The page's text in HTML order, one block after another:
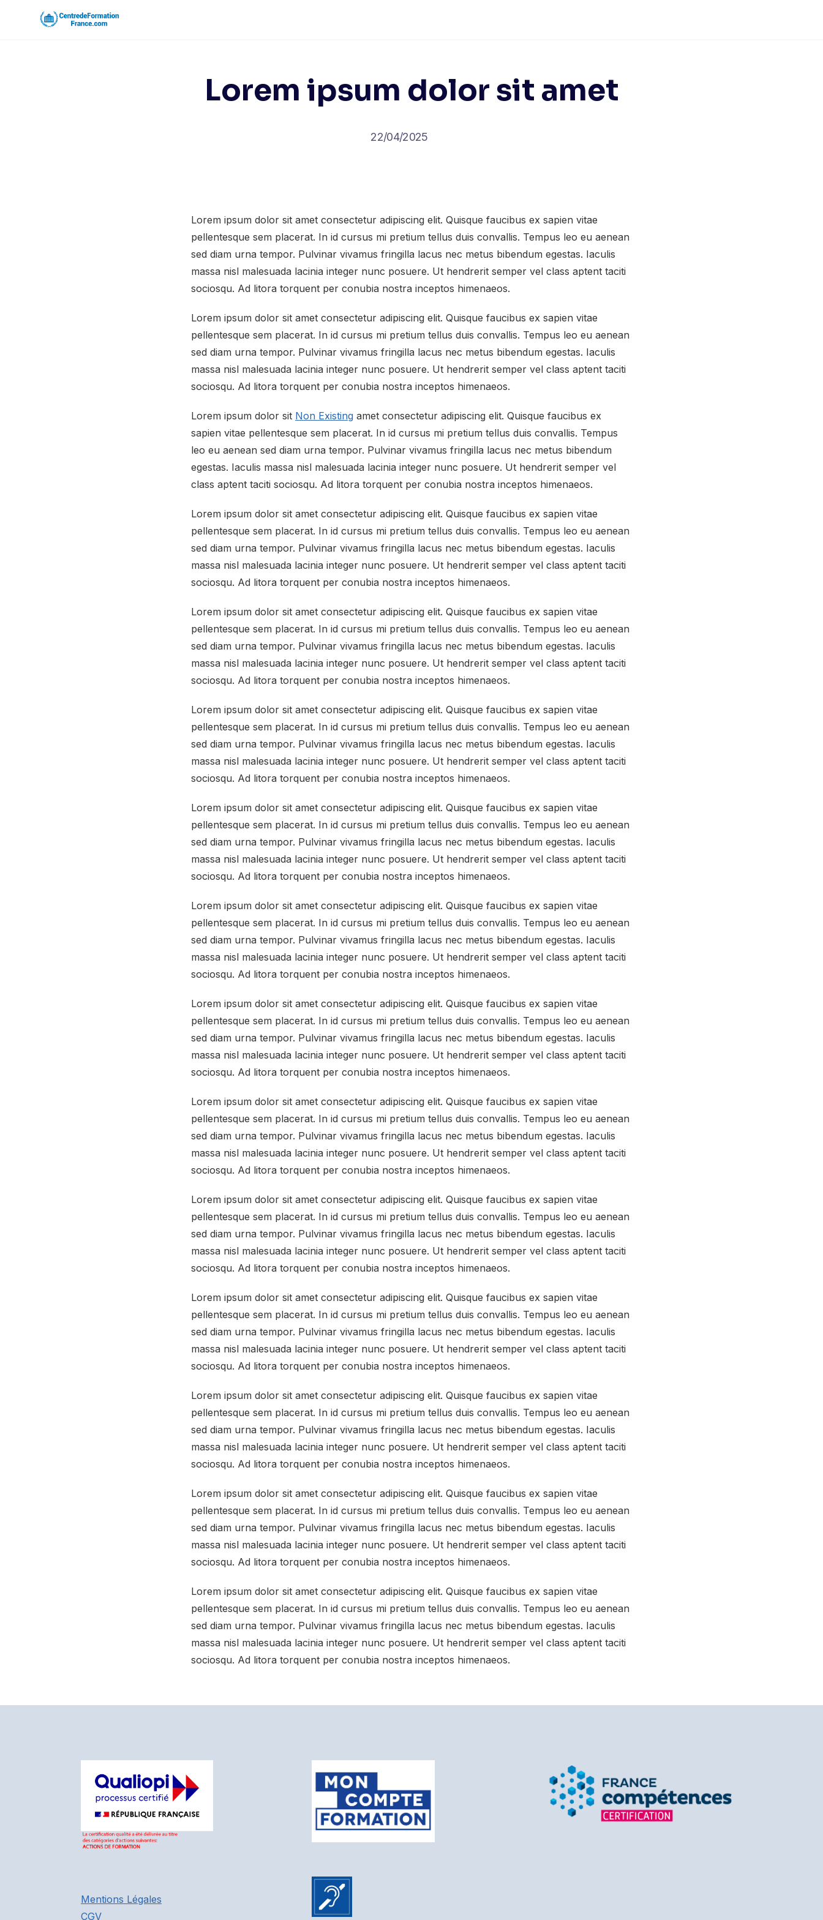
Lorem ipsum dolor sit amet
22/04/2025
Lorem ipsum dolor sit amet consectetur adipiscing elit. Quisque faucibus ex sapien vitae
pellentesque sem placerat. In id cursus mi pretium tellus duis convallis. Tempus leo eu aenean
sed diam urna tempor. Pulvinar vivamus fringilla lacus nec metus bibendum egestas. Iaculis
massa nisl malesuada lacinia integer nunc posuere. Ut hendrerit semper vel class aptent taciti
sociosqu. Ad litora torquent per conubia nostra inceptos himenaeos.
Lorem ipsum dolor sit amet consectetur adipiscing elit. Quisque faucibus ex sapien vitae
pellentesque sem placerat. In id cursus mi pretium tellus duis convallis. Tempus leo eu aenean
sed diam urna tempor. Pulvinar vivamus fringilla lacus nec metus bibendum egestas. Iaculis
massa nisl malesuada lacinia integer nunc posuere. Ut hendrerit semper vel class aptent taciti
sociosqu. Ad litora torquent per conubia nostra inceptos himenaeos.
Lorem ipsum dolor sit Non Existing amet consectetur adipiscing elit. Quisque faucibus ex
sapien vitae pellentesque sem placerat. In id cursus mi pretium tellus duis convallis. Tempus
leo eu aenean sed diam urna tempor. Pulvinar vivamus fringilla lacus nec metus bibendum
egestas. Iaculis massa nisl malesuada lacinia integer nunc posuere. Ut hendrerit semper vel
class aptent taciti sociosqu. Ad litora torquent per conubia nostra inceptos himenaeos.
Lorem ipsum dolor sit amet consectetur adipiscing elit. Quisque faucibus ex sapien vitae
pellentesque sem placerat. In id cursus mi pretium tellus duis convallis. Tempus leo eu aenean
sed diam urna tempor. Pulvinar vivamus fringilla lacus nec metus bibendum egestas. Iaculis
massa nisl malesuada lacinia integer nunc posuere. Ut hendrerit semper vel class aptent taciti
sociosqu. Ad litora torquent per conubia nostra inceptos himenaeos.
Lorem ipsum dolor sit amet consectetur adipiscing elit. Quisque faucibus ex sapien vitae
pellentesque sem placerat. In id cursus mi pretium tellus duis convallis. Tempus leo eu aenean
sed diam urna tempor. Pulvinar vivamus fringilla lacus nec metus bibendum egestas. Iaculis
massa nisl malesuada lacinia integer nunc posuere. Ut hendrerit semper vel class aptent taciti
sociosqu. Ad litora torquent per conubia nostra inceptos himenaeos.
Lorem ipsum dolor sit amet consectetur adipiscing elit. Quisque faucibus ex sapien vitae
pellentesque sem placerat. In id cursus mi pretium tellus duis convallis. Tempus leo eu aenean
sed diam urna tempor. Pulvinar vivamus fringilla lacus nec metus bibendum egestas. Iaculis
massa nisl malesuada lacinia integer nunc posuere. Ut hendrerit semper vel class aptent taciti
sociosqu. Ad litora torquent per conubia nostra inceptos himenaeos.
Lorem ipsum dolor sit amet consectetur adipiscing elit. Quisque faucibus ex sapien vitae
pellentesque sem placerat. In id cursus mi pretium tellus duis convallis. Tempus leo eu aenean
sed diam urna tempor. Pulvinar vivamus fringilla lacus nec metus bibendum egestas. Iaculis
massa nisl malesuada lacinia integer nunc posuere. Ut hendrerit semper vel class aptent taciti
sociosqu. Ad litora torquent per conubia nostra inceptos himenaeos.
Lorem ipsum dolor sit amet consectetur adipiscing elit. Quisque faucibus ex sapien vitae
pellentesque sem placerat. In id cursus mi pretium tellus duis convallis. Tempus leo eu aenean
sed diam urna tempor. Pulvinar vivamus fringilla lacus nec metus bibendum egestas. Iaculis
massa nisl malesuada lacinia integer nunc posuere. Ut hendrerit semper vel class aptent taciti
sociosqu. Ad litora torquent per conubia nostra inceptos himenaeos.
Lorem ipsum dolor sit amet consectetur adipiscing elit. Quisque faucibus ex sapien vitae
pellentesque sem placerat. In id cursus mi pretium tellus duis convallis. Tempus leo eu aenean
sed diam urna tempor. Pulvinar vivamus fringilla lacus nec metus bibendum egestas. Iaculis
massa nisl malesuada lacinia integer nunc posuere. Ut hendrerit semper vel class aptent taciti
sociosqu. Ad litora torquent per conubia nostra inceptos himenaeos.
Lorem ipsum dolor sit amet consectetur adipiscing elit. Quisque faucibus ex sapien vitae
pellentesque sem placerat. In id cursus mi pretium tellus duis convallis. Tempus leo eu aenean
sed diam urna tempor. Pulvinar vivamus fringilla lacus nec metus bibendum egestas. Iaculis
massa nisl malesuada lacinia integer nunc posuere. Ut hendrerit semper vel class aptent taciti
sociosqu. Ad litora torquent per conubia nostra inceptos himenaeos.
Lorem ipsum dolor sit amet consectetur adipiscing elit. Quisque faucibus ex sapien vitae
pellentesque sem placerat. In id cursus mi pretium tellus duis convallis. Tempus leo eu aenean
sed diam urna tempor. Pulvinar vivamus fringilla lacus nec metus bibendum egestas. Iaculis
massa nisl malesuada lacinia integer nunc posuere. Ut hendrerit semper vel class aptent taciti
sociosqu. Ad litora torquent per conubia nostra inceptos himenaeos.
Lorem ipsum dolor sit amet consectetur adipiscing elit. Quisque faucibus ex sapien vitae
pellentesque sem placerat. In id cursus mi pretium tellus duis convallis. Tempus leo eu aenean
sed diam urna tempor. Pulvinar vivamus fringilla lacus nec metus bibendum egestas. Iaculis
massa nisl malesuada lacinia integer nunc posuere. Ut hendrerit semper vel class aptent taciti
sociosqu. Ad litora torquent per conubia nostra inceptos himenaeos.
Lorem ipsum dolor sit amet consectetur adipiscing elit. Quisque faucibus ex sapien vitae
pellentesque sem placerat. In id cursus mi pretium tellus duis convallis. Tempus leo eu aenean
sed diam urna tempor. Pulvinar vivamus fringilla lacus nec metus bibendum egestas. Iaculis
massa nisl malesuada lacinia integer nunc posuere. Ut hendrerit semper vel class aptent taciti
sociosqu. Ad litora torquent per conubia nostra inceptos himenaeos.
Lorem ipsum dolor sit amet consectetur adipiscing elit. Quisque faucibus ex sapien vitae
pellentesque sem placerat. In id cursus mi pretium tellus duis convallis. Tempus leo eu aenean
sed diam urna tempor. Pulvinar vivamus fringilla lacus nec metus bibendum egestas. Iaculis
massa nisl malesuada lacinia integer nunc posuere. Ut hendrerit semper vel class aptent taciti
sociosqu. Ad litora torquent per conubia nostra inceptos himenaeos.
Lorem ipsum dolor sit amet consectetur adipiscing elit. Quisque faucibus ex sapien vitae
pellentesque sem placerat. In id cursus mi pretium tellus duis convallis. Tempus leo eu aenean
sed diam urna tempor. Pulvinar vivamus fringilla lacus nec metus bibendum egestas. Iaculis
massa nisl malesuada lacinia integer nunc posuere. Ut hendrerit semper vel class aptent taciti
sociosqu. Ad litora torquent per conubia nostra inceptos himenaeos.
Mentions Légales
CGV